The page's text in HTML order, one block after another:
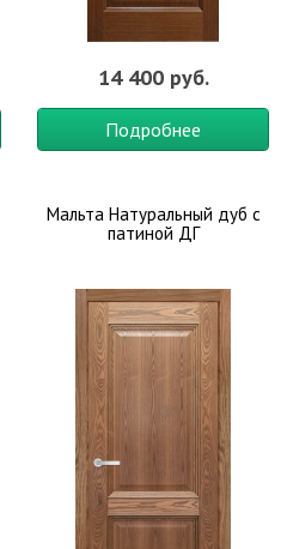
14 400 руб.
Подробнее
Мальта Натуральный дуб с
патиной ДГ